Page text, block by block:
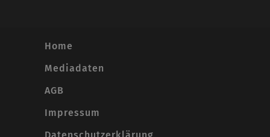
Home
Mediadaten
AGB
Impressum